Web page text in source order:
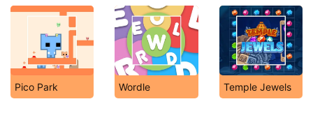
Pico Park Wordle Temple Jewels